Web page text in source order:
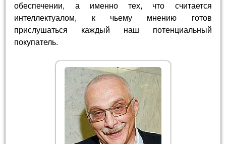
обеспечении, а именно тех, что считается
интеллектуалом, к чьему мнению готов
прислушаться каждый наш потенциальный
покупатель.